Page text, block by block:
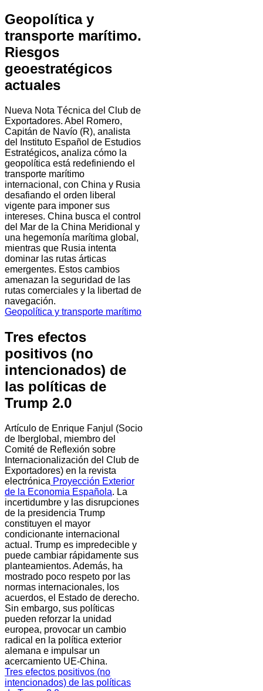
Geopolítica y
transporte marítimo.
Riesgos
geoestratégicos
actuales
Nueva Nota Técnica del Club de
Exportadores. Abel Romero,
Capitán de Navío (R), analista
del Instituto Español de Estudios
Estratégicos, analiza cómo la
geopolítica está redefiniendo el
transporte marítimo
internacional, con China y Rusia
desafiando el orden liberal
vigente para imponer sus
intereses. China busca el control
del Mar de la China Meridional y
una hegemonía marítima global,
mientras que Rusia intenta
dominar las rutas árticas
emergentes. Estos cambios
amenazan la seguridad de las
rutas comerciales y la libertad de
navegación.
Geopolítica y transporte marítimo
Tres efectos
positivos (no
intencionados) de
las políticas de
Trump 2.0
Artículo de Enrique Fanjul (Socio
de Iberglobal, miembro del
Comité de Reflexión sobre
Internacionalización del Club de
Exportadores) en la revista
electrónica Proyección Exterior
de la Economia Española. La
incertidumbre y las disrupciones
de la presidencia Trump
constituyen el mayor
condicionante internacional
actual. Trump es impredecible y
puede cambiar rápidamente sus
planteamientos. Además, ha
mostrado poco respeto por las
normas internacionales, los
acuerdos, el Estado de derecho.
Sin embargo, sus políticas
pueden reforzar la unidad
europea, provocar un cambio
radical en la política exterior
alemana e impulsar un
acercamiento UE-China.
Tres efectos positivos (no
intencionados) de las políticas